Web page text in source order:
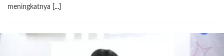
meningkatnya
[...]